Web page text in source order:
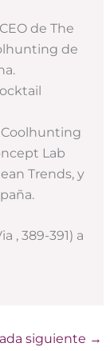
de The
de
Coolhunting
Lab
Trends, y
, 389-391) a
siguiente →